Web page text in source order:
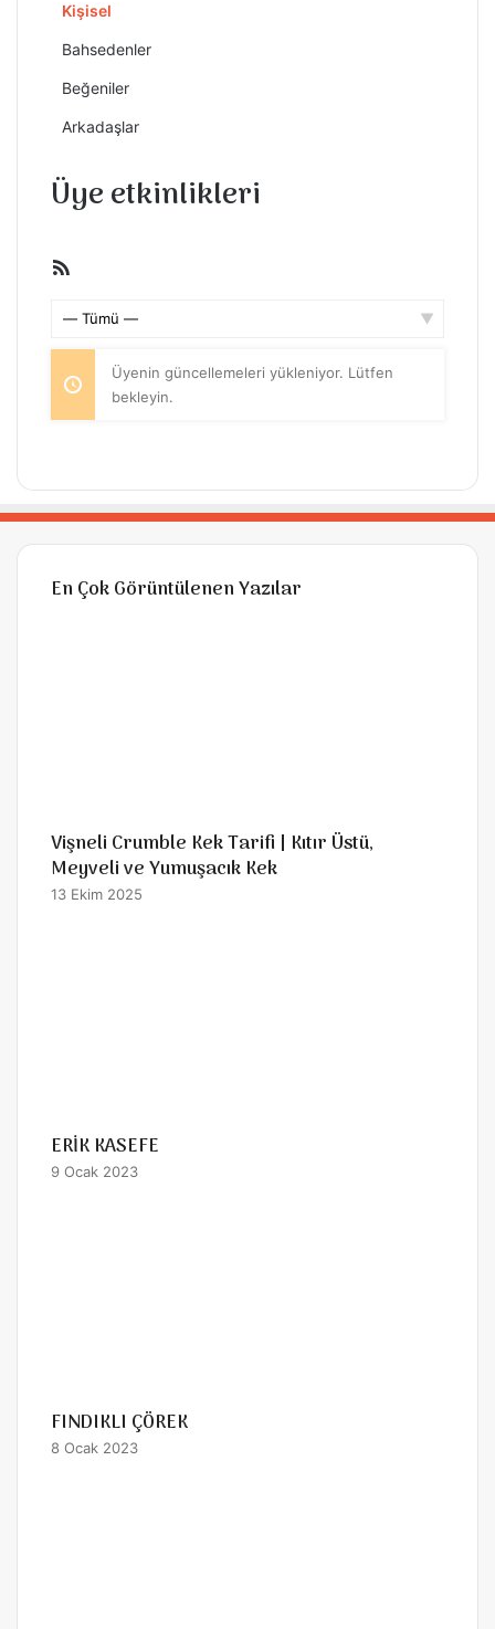
Kişisel
Bahsedenler
Beğeniler
Arkadaşlar
Üye etkinlikleri
Üyenin güncellemeleri yükleniyor. Lütfen
bekleyin.
En Çok Görüntülenen Yazılar
Vişneli Crumble Kek Tarifi | Kıtır Üstü,
Meyveli ve Yumuşacık Kek
13 Ekim 2025
ERİK KASEFE
9 Ocak 2023
FINDIKLI ÇÖREK
8 Ocak 2023